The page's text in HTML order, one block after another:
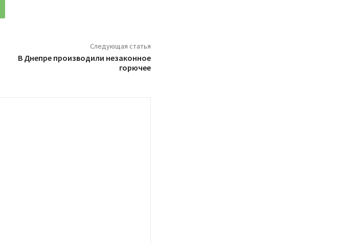
Следующая статья
В Днепре производили незаконное
горючее